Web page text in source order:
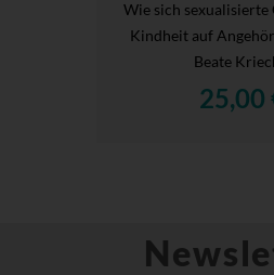
Wie sich sexualisierte
Kindheit auf
Beate
25,00